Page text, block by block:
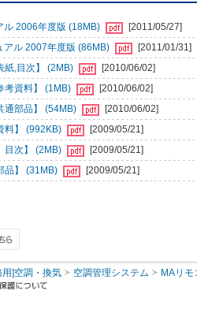
ル 2006年度版 (18MB)
[2011/05/27]
アル 2007年度版 (86MB)
[2011/01/31]
紙,目次】 (2MB)
[2010/06/02]
考資料】 (1MB)
[2010/06/02]
通部品】 (54MB)
[2010/06/02]
料】 (992KB)
[2009/05/21]
目次】 (2MB)
[2009/05/21]
品】 (31MB)
[2009/05/21]
用]空調・換気 空調管理システム MAリモ